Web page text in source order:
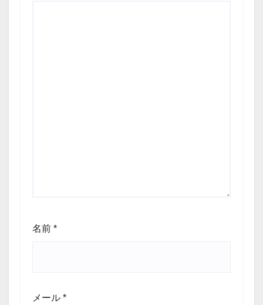
名前 *
メール *